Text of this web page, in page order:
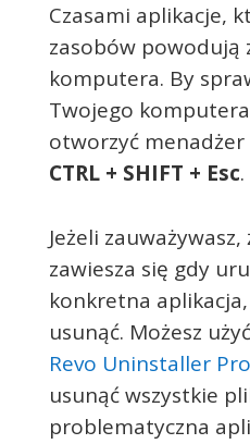
Czasami aplikacje,
zasobów powodują
komputera. By
Twojego
otworzyć menadżer
CTRL + SHIFT + Esc.
Jeżeli
zawiesza się gdy
konkretna
usunąć. Możesz
Revo Uninstaller Pro
usunąć wszystkie
problematyczna